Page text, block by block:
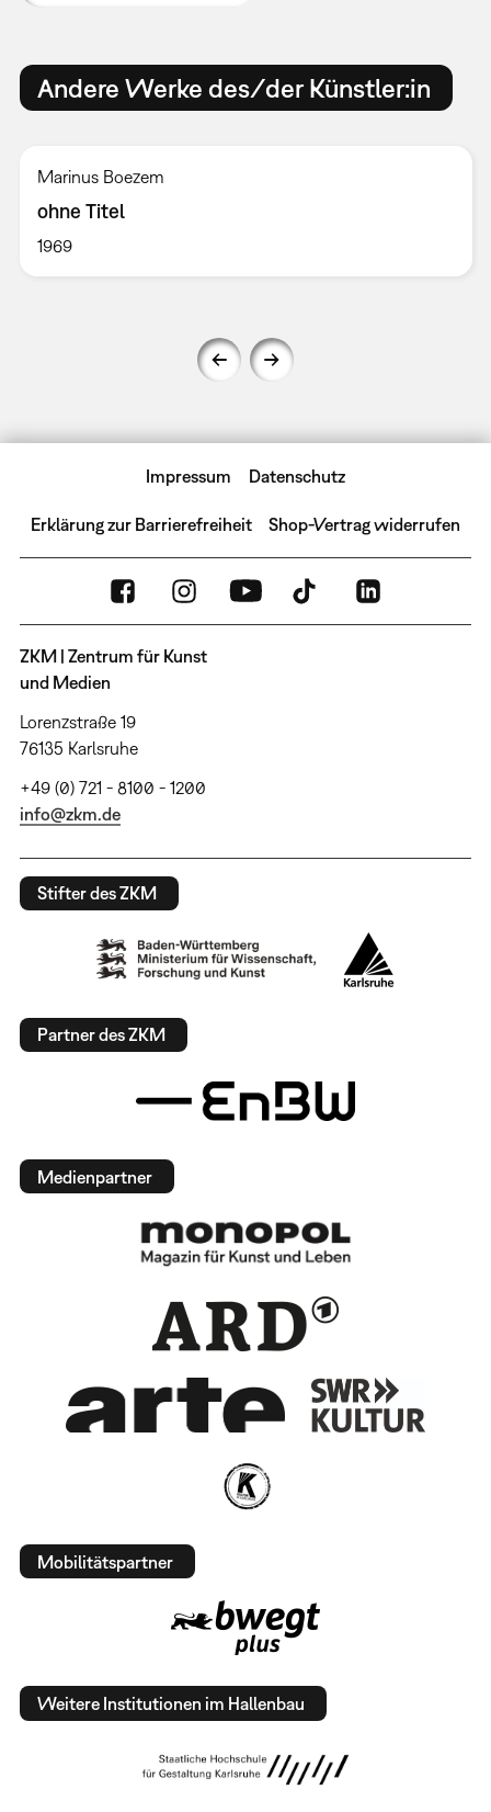
Andere Werke des/der Künstler:in
Marinus Boezem
ohne Titel
1969
Impressum Datenschutz
Erklärung zur Barrierefreiheit Shop-Vertrag widerrufen
ZKM | Zentrum für Kunst
und Medien
Lorenzstraße 19
76135 Karlsruhe
+49 (0) 721 - 8100 - 1200
info@zkm.de
Stifter des ZKM
Partner des ZKM
Medienpartner
Mobilitätspartner
Weitere Institutionen im Hallenbau